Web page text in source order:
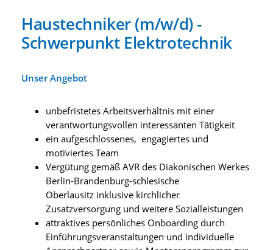
Haustechniker (m/w/d) -
Schwerpunkt Elektrotechnik
Unser Angebot
unbefristetes Arbeitsverhältnis mit einer
verantwortungsvollen interessanten Tätigkeit
ein aufgeschlossenes, engagiertes und
motiviertes Team
Vergütung gemäß AVR des Diakonischen Werkes
Berlin-Brandenburg-schlesische
Oberlausitz inklusive kirchlicher
Zusatzversorgung und weitere Sozialleistungen
attraktives persönliches Onboarding durch
Einführungsveranstaltungen und individuelle